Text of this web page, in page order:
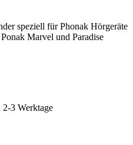
speziell für Phonak Hörgeräte
Marvel und Paradise
3 Werktage